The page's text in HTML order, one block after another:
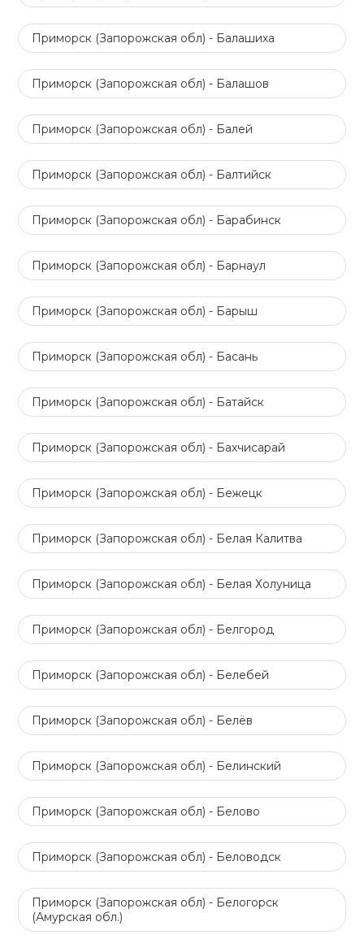
Приморск (Запорожская обл) - Балашиха
Приморск (Запорожская обл) - Балашов
Приморск (Запорожская обл) - Балей
Приморск (Запорожская обл) - Балтийск
Приморск (Запорожская обл) - Барабинск
Приморск (Запорожская обл) - Барнаул
Приморск (Запорожская обл) - Барыш
Приморск (Запорожская обл) - Басань
Приморск (Запорожская обл) - Батайск
Приморск (Запорожская обл) - Бахчисарай
Приморск (Запорожская обл) - Бежецк
Приморск (Запорожская обл) - Белая Калитва
Приморск (Запорожская обл) - Белая Холуница
Приморск (Запорожская обл) - Белгород
Приморск (Запорожская обл) - Белебей
Приморск (Запорожская обл) - Белёв
Приморск (Запорожская обл) - Белинский
Приморск (Запорожская обл) - Белово
Приморск (Запорожская обл) - Беловодск
Приморск (Запорожская обл) - Белогорск
(Амурская обл.)